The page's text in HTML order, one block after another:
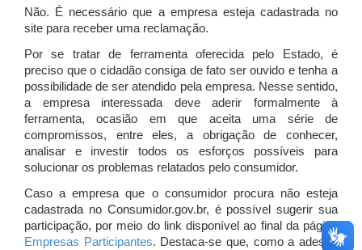
Não. É necessário que a empresa esteja cadastrada no
site para receber uma reclamação.
Por se tratar de ferramenta oferecida pelo Estado, é
preciso que o cidadão consiga de fato ser ouvido e tenha a
possibilidade de ser atendido pela empresa. Nesse sentido,
a empresa interessada deve aderir formalmente à
ferramenta, ocasião em que aceita uma série de
compromissos, entre eles, a obrigação de conhecer,
analisar e investir todos os esforços possíveis para
solucionar os problemas relatados pelo consumidor.
Caso a empresa que o consumidor procura não esteja
cadastrada no Consumidor.gov.br, é possível sugerir sua
participação, por meio do link disponível ao final da página
Empresas Participantes. Destaca-se que, como a adesão